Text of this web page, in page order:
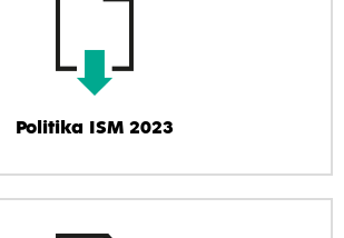
Politika ISM 2023